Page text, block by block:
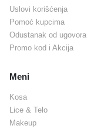
Uslovi korišćenja
Pomoć kupcima
Odustanak od ugovora
Promo kod i Akcija
Meni
Kosa
Lice & Telo
Makeup